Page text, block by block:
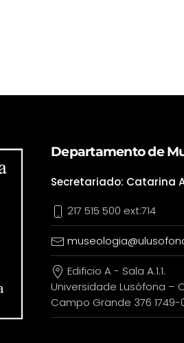
Departamento de
Secretariado: Catarina
217 515 500 ext:714
Edificio A - Sala A.1.1.
Universidade Lusófona –
Campo Grande 376